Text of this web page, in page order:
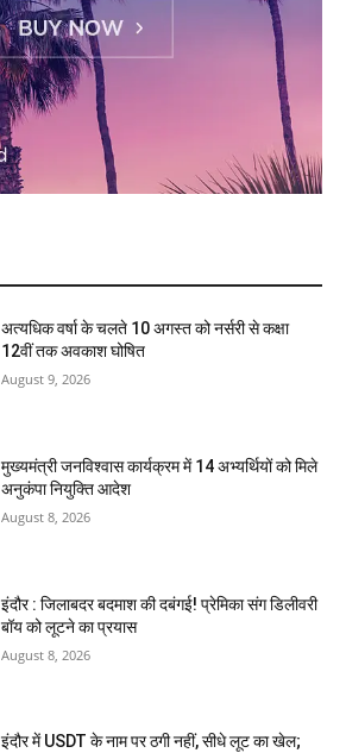
अत्यधिक वर्षा के चलते 10 अगस्त को नर्सरी से कक्षा
12वीं तक अवकाश घोषित
August 9, 2026
मुख्यमंत्री जनविश्वास कार्यक्रम में 14 अभ्यर्थियों को मिले
अनुकंपा नियुक्ति आदेश
August 8, 2026
इंदौर : जिलाबदर बदमाश की दबंगई! प्रेमिका संग डिलीवरी
बॉय को लूटने का प्रयास
August 8, 2026
इंदौर में USDT के नाम पर ठगी नहीं, सीधे लूट का खेल;